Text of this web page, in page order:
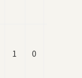
1 0